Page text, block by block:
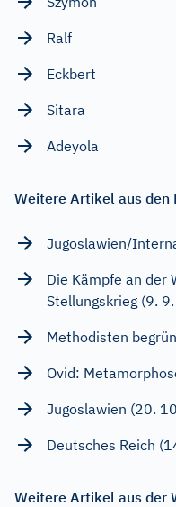
Ralf
Eckbert
Sitara
Adeyola
Weitere Artikel aus den
Jugoslawien/
Die Kämpfe an der
Stellungskrieg (9.
Methodisten
Ovid:
Jugoslawien (20.
Deutsches Reich
Weitere Artikel aus der